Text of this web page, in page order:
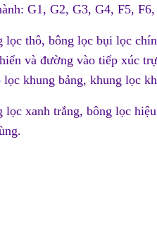
G1, G2, G3, G4, F5,
lọc thô, bông lọc bụi lọc
và đường vào tiếp xúc
lọc khung bảng, khung lọc
lọc xanh trắng, bông lọc